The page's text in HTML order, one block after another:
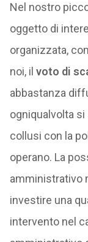
Nel nostro
oggetto di
organizzata,
noi, il voto di
abbastanza
ogniqualvolta
collusi con la
operano. La
amministrativo
investire una
intervento nel